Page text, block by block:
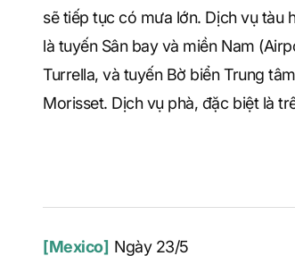
sẽ tiếp tục có mưa lớn. Dịch vụ tàu
là tuyến Sân bay và miền Nam
Turrella, và tuyến Bờ biển Trung
Morisset. Dịch vụ phà, đặc biệt là
[Mexico] Ngày 23/5